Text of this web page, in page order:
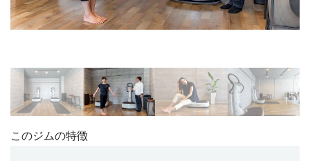
このジムの特徴